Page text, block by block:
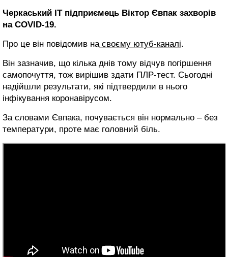
Черкаський ІТ підприємець Віктор Євпак захворів
на COVID-19.
Про це він повідомив насвоєму ютуб-каналі.
Він зазначив, що кілька днів тому відчув погіршення
самопочуття, тож вирішив здати ПЛР-тест. Сьогодні
надійшли результати, які підтвердили в нього
інфікування коронавірусом.
За словами Євпака, почувається він нормально – без
температури, проте має головний біль.